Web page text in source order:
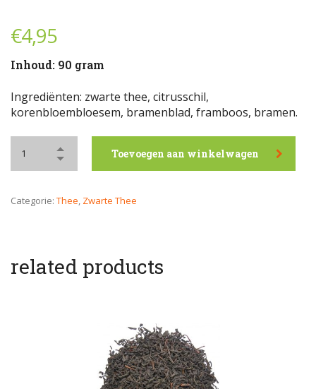
€4,95
Inhoud: 90 gram
Ingrediënten: zwarte thee, citrusschil,
korenbloembloesem, bramenblad, framboos, bramen.
Toevoegen aan winkelwagen
Categorie: Thee, Zwarte Thee
related products